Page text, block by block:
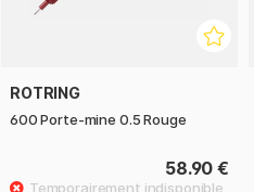
ROTRING
600 Porte-mine 0.5 Rouge
58.90 €